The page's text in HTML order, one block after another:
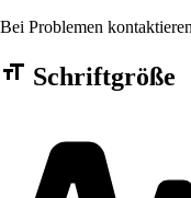
Bei Problemen
Barrierefreiheit
Schriftgröße